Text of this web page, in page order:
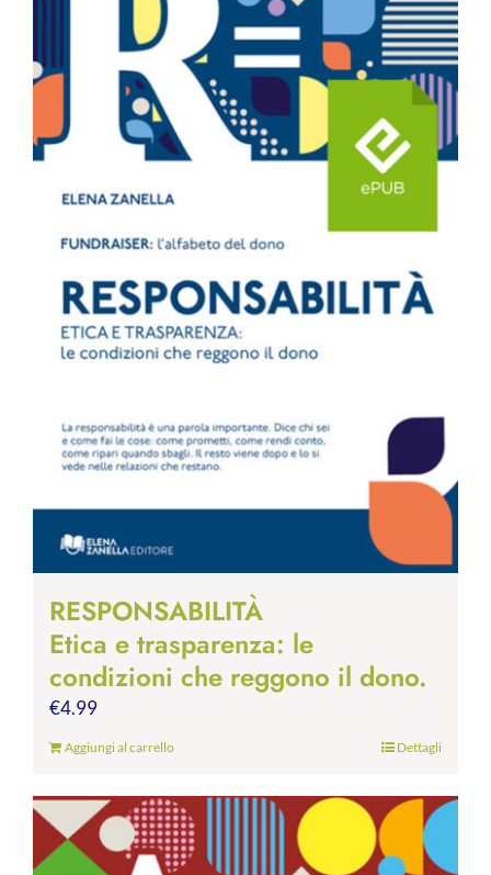
RESPONSABILITÀ
Etica e trasparenza: le
condizioni che reggono il dono.
€4.99
Aggiungi al carrello Dettagli